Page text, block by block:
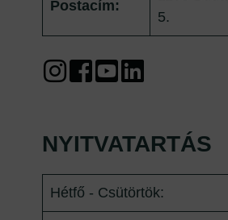
Postacím:
5.
NYITVATARTÁS
Hétfő - Csütörtök: